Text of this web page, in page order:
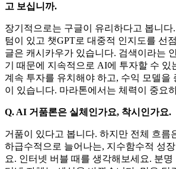
고 보십니까.
장기적으로는 구글이 유리하다고 봅니다
텀이 있고 챗GPT로 대중적 인지도를 선
글은 캐시카우가 있습니다. 검색이라는
기 때문에 지속적으로 AI에 투자할 수 있
계속 투자를 유치해야 하고, 수익 모델을
이 있습니다. 마라톤에서는 체력이 중요
Q. AI 거품론은 실체인가요, 착시인가요.
거품이 있다고 봅니다. 하지만 전체 흐름
하급수적으로 늘어나는, 지수함수적 성
요. 인터넷 버블 때를 생각해보세요. 분